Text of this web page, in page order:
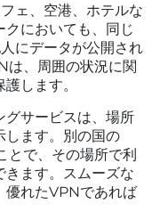
ェ、空港、ホテルな
クにおいても、同じ
にデータが公開され
は、周囲の状況に関
します。
グサービスは、場所
します。別の国の
とで、その場所で利
きます。スムーズな
優れたVPNであれば